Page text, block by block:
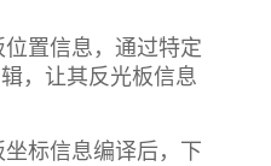
置信息，通过特定
，让其反光板信息
标信息编译后，下